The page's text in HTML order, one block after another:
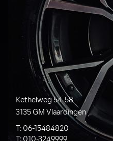
Kethelweg 54-58
3135 GM Vlaardingen
T: 06-15484820